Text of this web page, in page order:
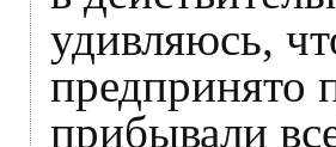
удивляюсь,
предпринято
прибывали